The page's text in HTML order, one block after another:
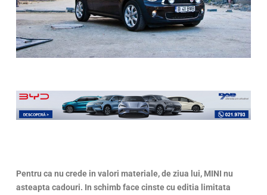
Pentru ca nu crede in valori materiale, de ziua lui, MINI nu
asteapta cadouri. In schimb face cinste cu editia limitata